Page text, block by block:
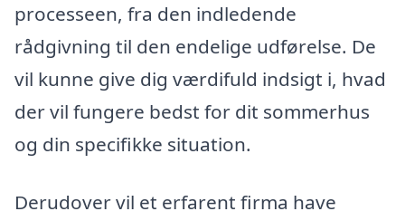
processeen, fra den indledende
rådgivning til den endelige udførelse. De
vil kunne give dig værdifuld indsigt i, hvad
der vil fungere bedst for dit sommerhus
og din specifikke situation.
Derudover vil et erfarent firma have